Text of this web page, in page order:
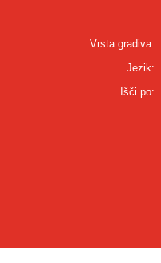
Vrsta gradiva:
Jezik:
Išči po: